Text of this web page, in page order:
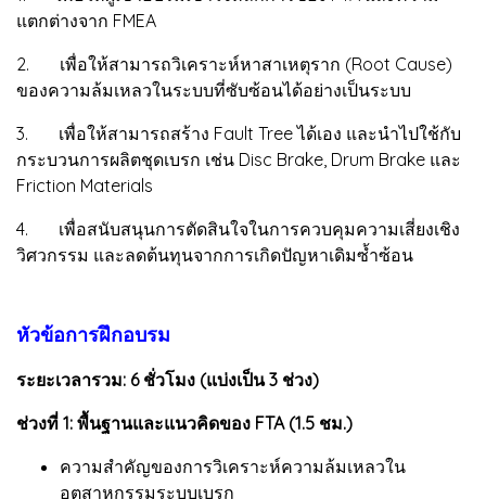
แตกต่างจาก FMEA
2. เพื่อให้สามารถวิเคราะห์หาสาเหตุราก (Root Cause)
ของความล้มเหลวในระบบที่ซับซ้อนได้อย่างเป็นระบบ
3. เพื่อให้สามารถสร้าง Fault Tree ได้เอง และนำไปใช้กับ
กระบวนการผลิตชุดเบรก เช่น Disc Brake, Drum Brake และ
Friction Materials
4. เพื่อสนับสนุนการตัดสินใจในการควบคุมความเสี่ยงเชิง
วิศวกรรม และลดต้นทุนจากการเกิดปัญหาเดิมซ้ำซ้อน
หัวข้อการฝึกอบรม
ระยะเวลารวม: 6 ชั่วโมง (แบ่งเป็น 3 ช่วง)
ช่วงที่ 1: พื้นฐานและแนวคิดของ FTA (1.5 ชม.)
ความสำคัญของการวิเคราะห์ความล้มเหลวใน
อุตสาหกรรมระบบเบรก